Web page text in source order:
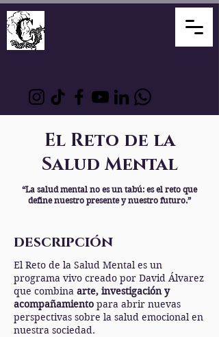
El Reto de la
Salud Mental
“La salud mental no es un tabú: es el reto que
define nuestro presente y nuestro futuro.”
descripción
El Reto de la Salud Mental es un
programa vivo creado por David Álvarez
que combina arte, investigación y
acompañamiento para abrir nuevas
perspectivas sobre la salud emocional en
nuestra sociedad.